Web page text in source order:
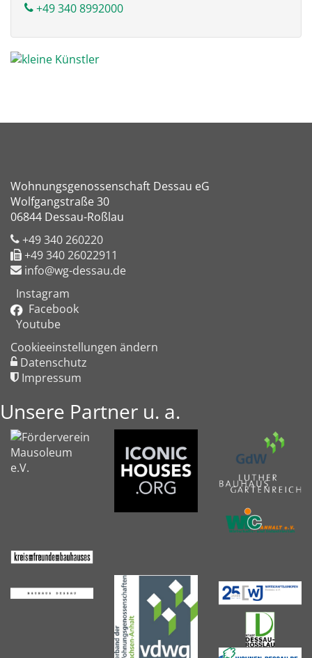
+49 340 8992000
Wohnungsgenossenschaft Dessau eG
Wolfgangstraße 30
06844 Dessau-Roßlau
+49 340 260220
+49 340 26022911
info@wg-dessau.de
Instagram
Facebook
Youtube
Cookieeinstellungen ändern
Datenschutz
Impressum
Unsere Partner u. a.